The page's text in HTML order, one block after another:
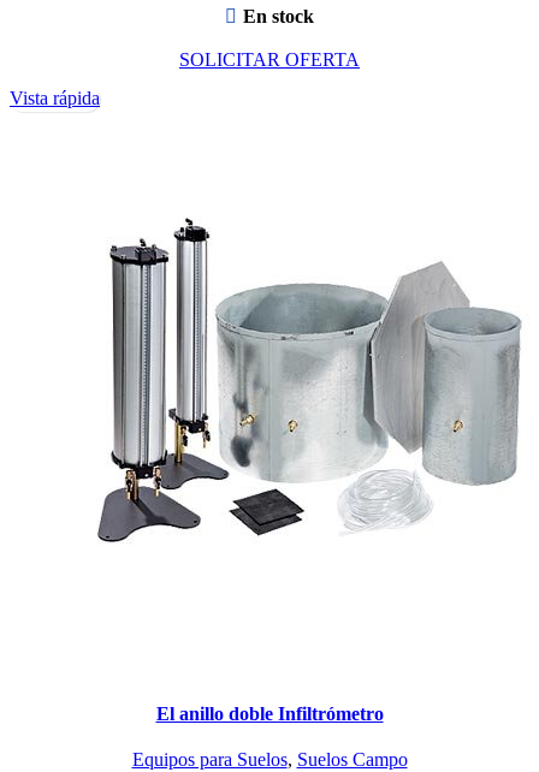
En stock
SOLICITAR OFERTA
Vista rápida
El anillo doble Infiltrómetro
Equipos para Suelos, Suelos Campo